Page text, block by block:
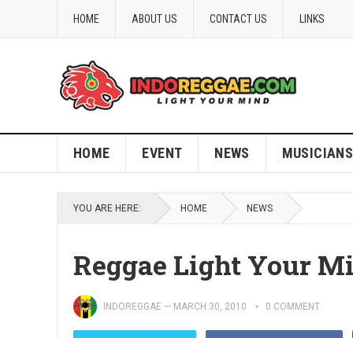
HOME ABOUT US CONTACT US LINKS
HOME EVENT NEWS MUSICIANS
YOU ARE HERE: HOME NEWS
Reggae Light Your
INDOREGGAE — MARCH 30, 2010 0 COMMENT